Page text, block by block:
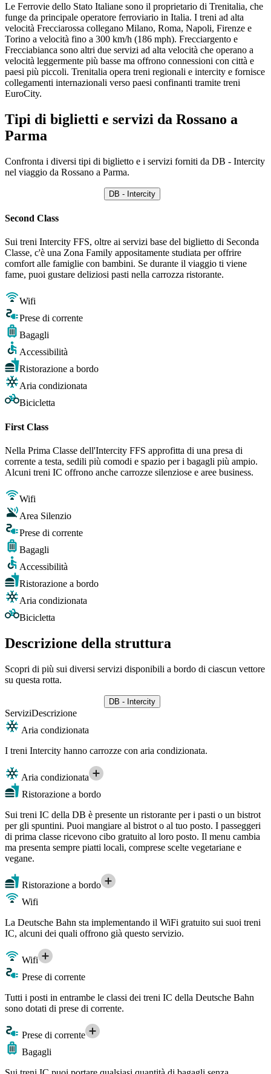
Le Ferrovie dello Stato Italiane sono il proprietario di Trenitalia, che
funge da principale operatore ferroviario in Italia. I treni ad alta
velocità Frecciarossa collegano Milano, Roma, Napoli, Firenze e
Torino a velocità fino a 300 km/h (186 mph). Frecciargento e
Frecciabianca sono altri due servizi ad alta velocità che operano a
velocità leggermente più basse ma offrono connessioni con città e
paesi più piccoli. Trenitalia opera treni regionali e intercity e fornisce
collegamenti internazionali verso paesi confinanti tramite treni
EuroCity.
Tipi di biglietti e servizi da Rossano a
Parma
Confronta i diversi tipi di biglietto e i servizi forniti da DB - Intercity
nel viaggio da Rossano a Parma.
DB - Intercity
Second Class
Sui treni Intercity FFS, oltre ai servizi base del biglietto di Seconda
Classe, c'è una Zona Family appositamente studiata per offrire
comfort alle famiglie con bambini. Se durante il viaggio ti viene
fame, puoi gustare deliziosi pasti nella carrozza ristorante.
Wifi
Prese di corrente
Bagagli
Accessibilità
Ristorazione a bordo
Aria condizionata
Bicicletta
First Class
Nella Prima Classe dell'Intercity FFS approfitta di una presa di
corrente a testa, sedili più comodi e spazio per i bagagli più ampio.
Alcuni treni IC offrono anche carrozze silenziose e aree business.
Wifi
Area Silenzio
Prese di corrente
Bagagli
Accessibilità
Ristorazione a bordo
Aria condizionata
Bicicletta
Descrizione della struttura
Scopri di più sui diversi servizi disponibili a bordo di ciascun vettore
su questa rotta.
DB - Intercity
ServiziDescrizione
Aria condizionata
I treni Intercity hanno carrozze con aria condizionata.
Aria condizionata
Ristorazione a bordo
Sui treni IC della DB è presente un ristorante per i pasti o un bistrot
per gli spuntini. Puoi mangiare al bistrot o al tuo posto. I passeggeri
di prima classe ricevono cibo gratuito al loro posto. Il menu cambia
ma presenta sempre piatti locali, comprese scelte vegetariane e
vegane.
Ristorazione a bordo
Wifi
La Deutsche Bahn sta implementando il WiFi gratuito sui suoi treni
IC, alcuni dei quali offrono già questo servizio.
Wifi
Prese di corrente
Tutti i posti in entrambe le classi dei treni IC della Deutsche Bahn
sono dotati di prese di corrente.
Prese di corrente
Bagagli